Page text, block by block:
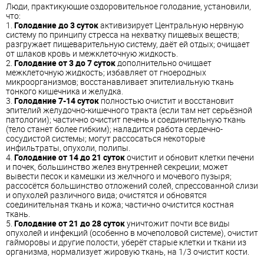
Люди, практикующие оздоровительное голодание, установили,
что:
1. Голодание до 3 сутокактивизирует Центральную нервную
систему по принципу стресса на нехватку пищевых веществ;
разгружает пищеварительную систему, даёт ей отдых; очищает
от шлаков кровь и межклеточную жидкость.
2. Голодание от 3 до 7 сутокдополнительно очищает
межклеточную жидкость; избавляет от гноеродных
микроорганизмов; восстанавливает эпителиальную ткань
тонкого кишечника и желудка.
3. Голодание 7-14 суток полностью очистит и восстановит
эпителий желудочно-кишечного тракта (если там нет серьёзной
патологии); частично очистит печень и соединительную ткань
(тело станет более гибким); наладится работа сердечно-
сосудистой системы; могут рассосаться некоторые
инфильтраты, опухоли, полипы.
4. Голодание от 14 до 21 сутокочистит и обновит клетки печени
и почек, большинство желез внутренней секреции; может
вывести песок и камешки из желчного и мочевого пузыря;
рассосётся большинство отложений солей, спрессованной слизи
и опухолей различного вида; очистятся и обновятся
соединительная ткань и кожа; частично очистится костная
ткань.
5. Голодание от 21 до 28 сутокуничтожит почти все виды
опухолей и инфекций (особенно в мочеполовой системе), очистит
гайморовы и другие полости, уберёт старые клетки и ткани из
организма, нормализует жировую ткань, на 1/3 очистит кости.